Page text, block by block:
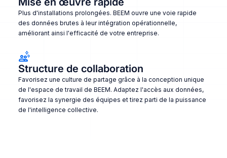
Plus d'installations prolongées. BEEM ouvre une voie rapide
des données brutes à leur intégration opérationnelle,
améliorant ainsi l'efficacité de votre entreprise.
Structure de collaboration
Favorisez une culture de partage grâce à la conception unique
de l'espace de travail de BEEM. Adaptez l'accès aux données,
favorisez la synergie des équipes et tirez parti de la puissance
de l'intelligence collective.